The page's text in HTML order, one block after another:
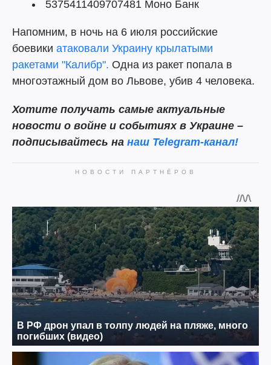
5375411409707481 Моно Банк
Напомним, в ночь на 6 июля российские
боевики атаковали Украину крылатыми
ракетами "Калибр". Одна из ракет попала в
многоэтажный дом во Львове, убив 4 человека.
Хотите получать самые актуальные
новости о войне и событиях в Украине –
подписывайтесь на наш Telegram-канал!